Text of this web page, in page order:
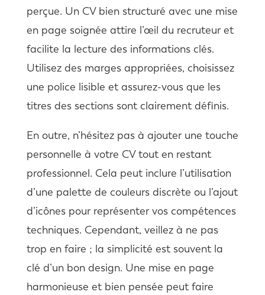
perçue. Un CV bien structuré avec une mise
en page soignée attire l’œil du recruteur et
facilite la lecture des informations clés.
Utilisez des marges appropriées, choisissez
une police lisible et assurez-vous que les
titres des sections sont clairement définis.
En outre, n’hésitez pas à ajouter une touche
personnelle à votre CV tout en restant
professionnel. Cela peut inclure l’utilisation
d’une palette de couleurs discrète ou l’ajout
d’icônes pour représenter vos compétences
techniques. Cependant, veillez à ne pas
trop en faire ; la simplicité est souvent la
clé d’un bon design. Une mise en page
harmonieuse et bien pensée peut faire